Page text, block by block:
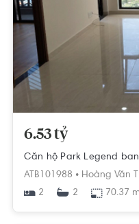
6.53 tỷ
Căn hộ Park Legend
ATB101988 • Hoàng Văn
2
2 70.37